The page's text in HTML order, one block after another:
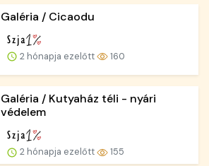
Galéria / Cicaodu
2 hónapja ezelőtt 160
Galéria / Kutyaház téli - nyári
védelem
2 hónapja ezelőtt 155